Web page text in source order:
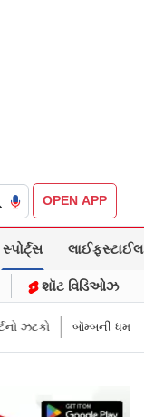
OPEN APP
સ્પોર્ટ્સ લાઈફસ્ટાઈલ
શૉટ વિડિઓઝ
હાઈ ઍલર્ટ: શહેરની